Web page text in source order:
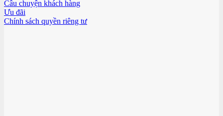
Câu chuyện khách hàng
Ưu đãi
Chính sách quyền riêng tư